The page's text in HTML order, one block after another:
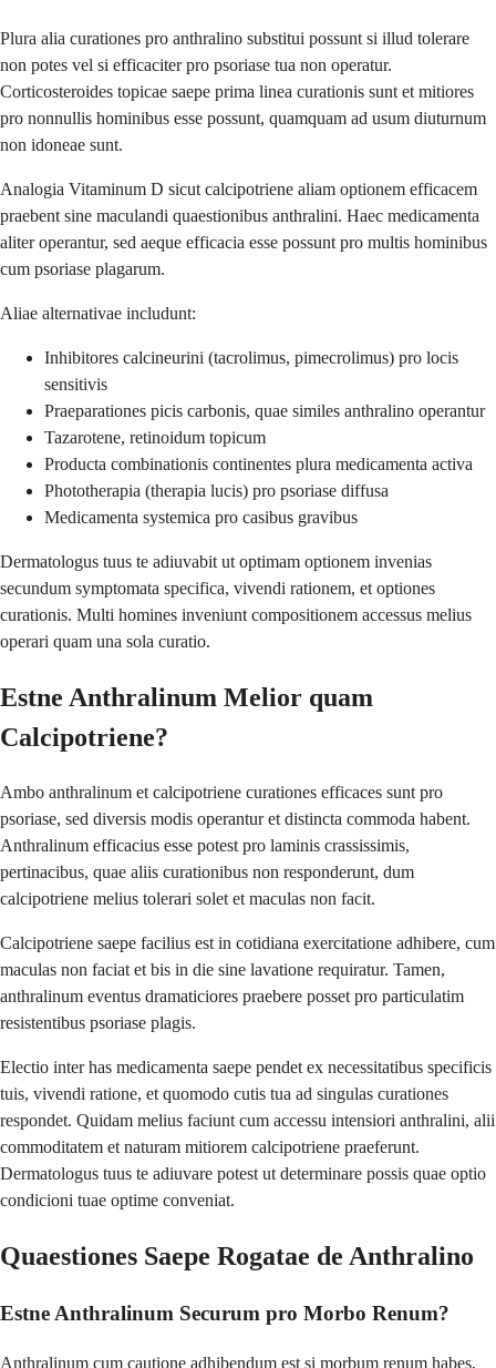
Plura alia curationes pro anthralino substitui possunt si illud tolerare
non potes vel si efficaciter pro psoriase tua non operatur.
Corticosteroides topicae saepe prima linea curationis sunt et mitiores
pro nonnullis hominibus esse possunt, quamquam ad usum diuturnum
non idoneae sunt.
Analogia Vitaminum D sicut calcipotriene aliam optionem efficacem
praebent sine maculandi quaestionibus anthralini. Haec medicamenta
aliter operantur, sed aeque efficacia esse possunt pro multis hominibus
cum psoriase plagarum.
Aliae alternativae includunt:
Inhibitores calcineurini (tacrolimus, pimecrolimus) pro locis
sensitivis
Praeparationes picis carbonis, quae similes anthralino operantur
Tazarotene, retinoidum topicum
Producta combinationis continentes plura medicamenta activa
Phototherapia (therapia lucis) pro psoriase diffusa
Medicamenta systemica pro casibus gravibus
Dermatologus tuus te adiuvabit ut optimam optionem invenias
secundum symptomata specifica, vivendi rationem, et optiones
curationis. Multi homines inveniunt compositionem accessus melius
operari quam una sola curatio.
Estne Anthralinum Melior quam
Calcipotriene?
Ambo anthralinum et calcipotriene curationes efficaces sunt pro
psoriase, sed diversis modis operantur et distincta commoda habent.
Anthralinum efficacius esse potest pro laminis crassissimis,
pertinacibus, quae aliis curationibus non responderunt, dum
calcipotriene melius tolerari solet et maculas non facit.
Calcipotriene saepe facilius est in cotidiana exercitatione adhibere, cum
maculas non faciat et bis in die sine lavatione requiratur. Tamen,
anthralinum eventus dramaticiores praebere posset pro particulatim
resistentibus psoriase plagis.
Electio inter has medicamenta saepe pendet ex necessitatibus specificis
tuis, vivendi ratione, et quomodo cutis tua ad singulas curationes
respondet. Quidam melius faciunt cum accessu intensiori anthralini, alii
commoditatem et naturam mitiorem calcipotriene praeferunt.
Dermatologus tuus te adiuvare potest ut determinare possis quae optio
condicioni tuae optime conveniat.
Quaestiones Saepe Rogatae de Anthralino
Estne Anthralinum Securum pro Morbo Renum?
Anthralinum cum cautione adhibendum est si morbum renum habes,